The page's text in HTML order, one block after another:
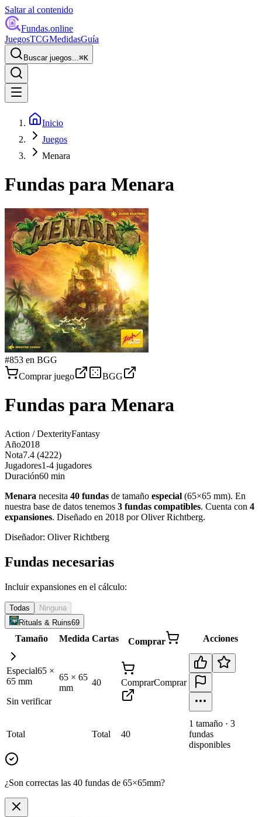
Saltar al contenido
Fundas.online
JuegosTCGMedidasGuía
Buscar juegos...⌘K
Inicio
Juegos
Menara
Fundas para Menara
#853 en BGG
Comprar juego
BGG
Fundas para Menara
Action / DexterityFantasy
Año2018
Nota7.4 (4222)
Jugadores1-4 jugadores
Duración60 min
Menara necesita 40 fundas de tamaño especial (65×65 mm). En
nuestra base de datos tenemos 3 fundas compatibles. Cuenta con 4
expansiones. Diseñado en 2018 por Oliver Richtberg.
Diseñador: Oliver Richtberg
Fundas necesarias
Incluir expansiones en el cálculo:
Todas
Ninguna
Rituals & Ruins69
Tamaño Medida Cartas Comprar Acciones
Especial65 ×
65 mm
Sin verificar
65 × 65
mm
40 ComprarComprar
Total Total 40
1 tamaño · 3
fundas
disponibles
¿Son correctas las 40 fundas de 65×65mm?